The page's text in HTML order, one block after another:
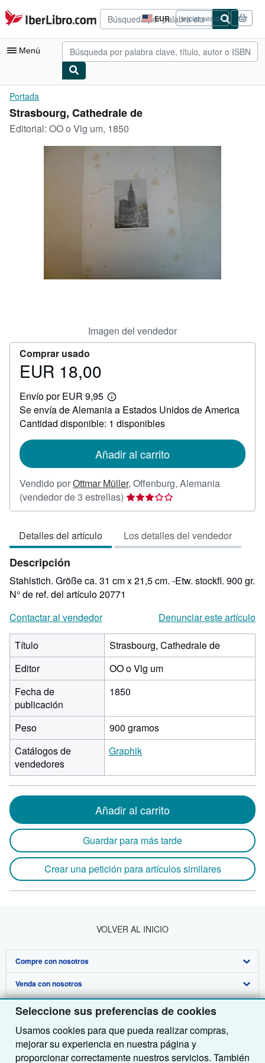
Seleccione sus preferencias de cookies
Usamos cookies para que pueda realizar compras,
mejorar su experiencia en nuestra página y
proporcionar correctamente nuestros servicios. También
Pasar al contenido principal
IberLibro.com EUR
Preferencias
de
compra
del
Iniciar sesión
Menú
Mi cuenta
Consultar mis pedidos
Búsqueda avanzada
CERRAR
Portada
Strasbourg, Cathedrale de
Editorial: OO o Vlg um, 1850
Imagen del vendedor
Comprar usado
Precio
18,00
EUR 18,00
Envío por EUR 9,95
Más
información
sobre
las
envío
Se envía de Alemania a Estados Unidos de America
Cantidad disponible: 1 disponibles
Añadir al carrito
Vendido porOttmar Müller, Offenburg, Alemania
(vendedor de 3 estrellas) Calificación
del
3
de
estrellas
Detalles del artículo Los detalles del vendedor
Descripción
Stahlstich. Größe ca. 31 cm x 21,5 cm. -Etw. stockfl. 900 gr.
N° de ref. del artículo 20771
Contactar al vendedor
Denunciar este artículo
Título
Strasbourg, Cathedrale de
Editor
OO o Vlg um
Fecha de
publicación
1850
Peso
900 gramos
Catálogos de
vendedores
Graphik
Añadir al carrito
Guardar para más tarde
Crear una petición para artículos similares
VOLVER AL INICIO
Compre con nosotros
Búsqueda avanzada
Colecciones
Mi cuenta
Mis pedidos
Venda con nosotros
Comenzar a vender
Únase a nuestro programa de afiliados
Recomiende un vendedor
Sobre nosotros
Sobre IberLibro
Medios
Obtener Ayuda
Preguntas frecuentes y guías
Otras compañías de AbeBooks